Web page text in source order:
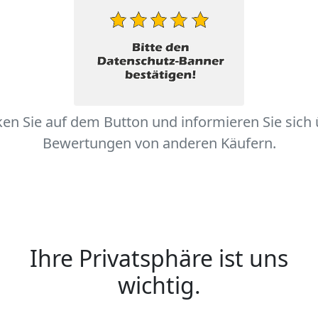
Sie auf dem Button und informieren Sie sich
Bewertungen von anderen Käufern.
Ihre Privatsphäre ist uns
wichtig.